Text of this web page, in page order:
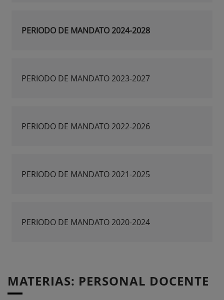
PERIODO DE MANDATO 2024-2028
PERIODO DE MANDATO 2023-2027
PERIODO DE MANDATO 2022-2026
PERIODO DE MANDATO 2021-2025
PERIODO DE MANDATO 2020-2024
MATERIAS: PERSONAL DOCENTE